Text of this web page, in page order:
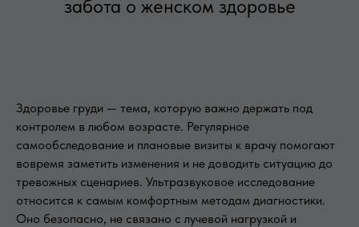
забота о женском здоровье
Здоровье груди — тема, которую важно держать под
контролем в любом возрасте. Регулярное
самообследование и плановые визиты к врачу помогают
вовремя заметить изменения и не доводить ситуацию до
тревожных сценариев. Ультразвуковое исследование
относится к самым комфортным методам диагностики.
Оно безопасно, не связано с лучевой нагрузкой и